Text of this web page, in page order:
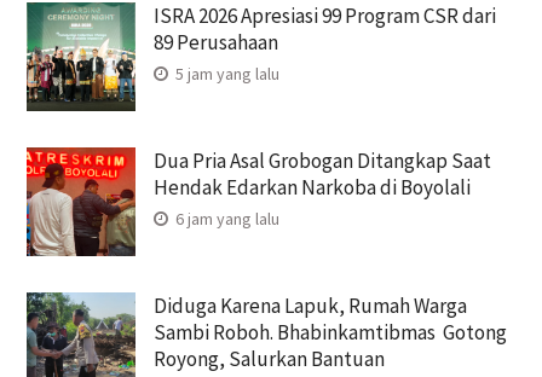
ISRA 2026 Apresiasi 99 Program CSR dari
89 Perusahaan
5 jam yang lalu
Dua Pria Asal Grobogan Ditangkap Saat
Hendak Edarkan Narkoba di Boyolali
6 jam yang lalu
Diduga Karena Lapuk, Rumah Warga
Sambi Roboh. Bhabinkamtibmas Gotong
Royong, Salurkan Bantuan